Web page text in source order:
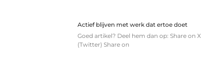
Actief blijven met werk dat ertoe doet
Goed artikel? Deel hem dan op: Share on X
(Twitter) Share on